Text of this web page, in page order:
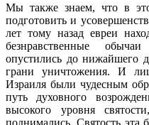
Мы также знаем, что в
подготовить и
лет тому назад евреи
безнравственные
опустились до нижайшего
грани уничтожения. И
Израиля были чудесным
путь духовного
высокого уровня
поднимались. Святость эта